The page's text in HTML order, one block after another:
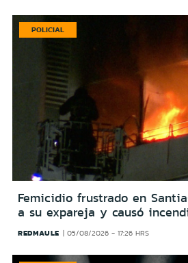
POLICIAL
Femicidio frustrado en
a su expareja y causó
REDMAULE 05/08/2026 - 17:26 HRS